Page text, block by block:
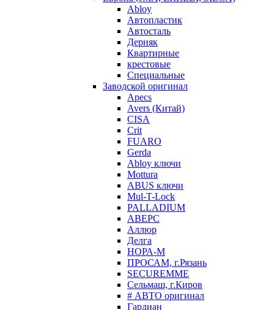
Abloy
Автопластик
Автосталь
Дерняк
Квартирные
крестовые
Специальные
Заводской оригинал
Apecs
Avers (Китай)
CISA
Crit
FUARO
Gerda
Abloy ключи
Mottura
ABUS ключи
Mul-T-Lock
PALLADIUM
АВЕРС
Аллюр
Делга
НОРА-М
ПРОСАМ, г.Рязань
SECUREMME
Сельмаш, г.Киров
# АВТО оригинал
Гардиан